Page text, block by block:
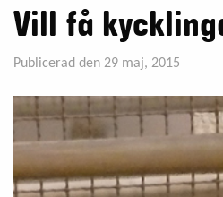
Vill få
Publicerad den 29 maj, 2015